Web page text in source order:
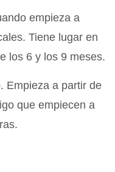
empieza a
Tiene lugar en
los 6 y los 9 meses.
. Empieza a partir de
que empiecen a